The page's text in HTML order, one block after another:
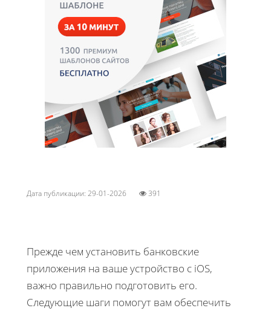
Дата публикации: 29-01-2026 391
Прежде чем установить банковские
приложения на ваше устройство с iOS,
важно правильно подготовить его.
Следующие шаги помогут вам обеспечить